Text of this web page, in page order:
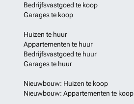
Bedrijfsvastgoed te koop
Garages te koop
Huizen te huur
Appartementen te huur
Bedrijfsvastgoed te huur
Garages te huur
Nieuwbouw: Huizen te koop
Nieuwbouw: Appartementen te koop